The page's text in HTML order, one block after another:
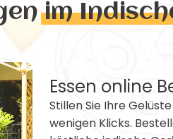
im
Essen online
Stillen Sie Ihre
wenigen Klicks.